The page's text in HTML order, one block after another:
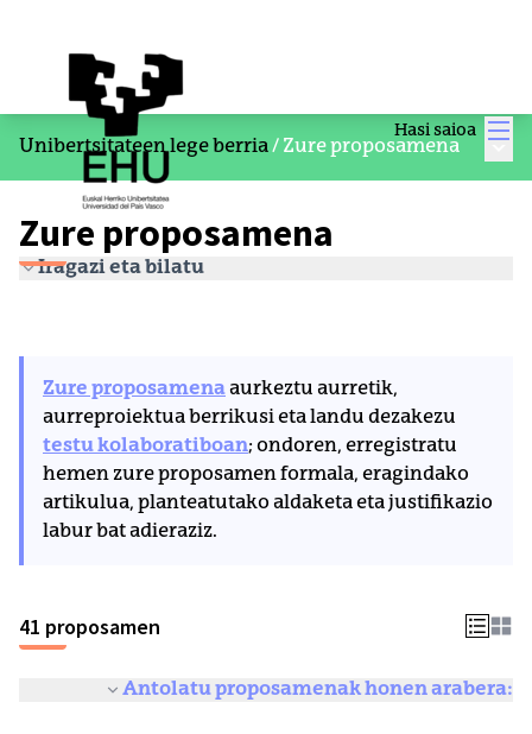
Hasi saioa
Unibertsitateen lege berria/ Zure proposamena
Zure proposamena
Iragazi eta bilatu
Zure proposamenaaurkeztu aurretik,
aurreproiektua berrikusi eta landu dezakezu
testu kolaboratiboan; ondoren, erregistratu
hemen zure proposamen formala, eragindako
artikulua, planteatutako aldaketa eta justifikazio
labur bat adieraziz.
41 proposamen
Antolatu proposamenak honen arabera: